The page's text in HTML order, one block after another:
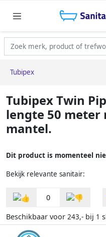
Tubipex
Tubipex Twin
lengte 50 meter
mantel.
Dit product is momenteel
Bekijk relevante sanitair:
0
Beschikbaar voor 243,- bij 1